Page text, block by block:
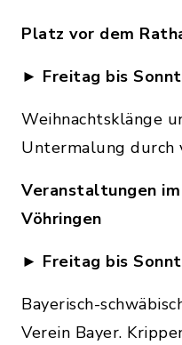
Platz vor dem
► Freitag bis
Weihnachtsklänge
Untermalung durch
Veranstaltungen
Vöhringen
► Freitag bis
Bayerisch-
Verein Bayer.